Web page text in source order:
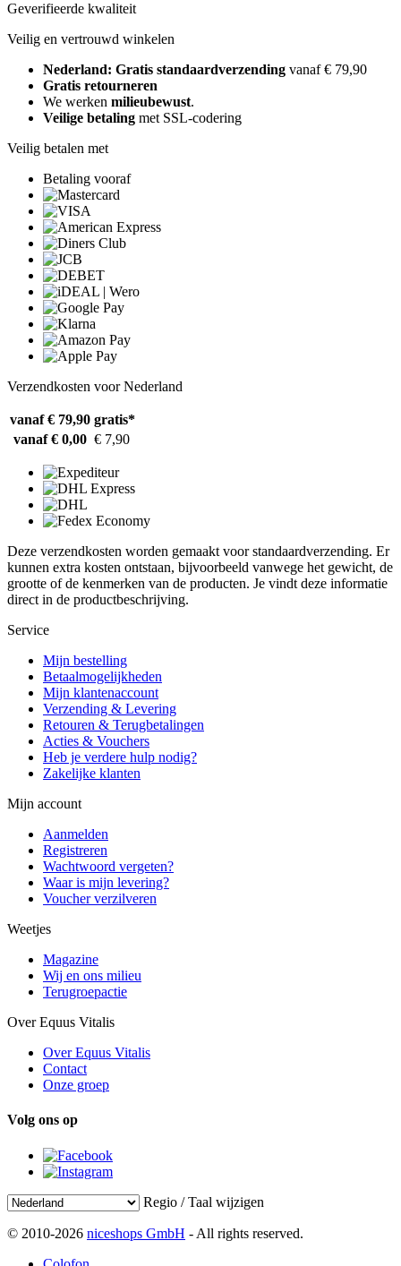
Geverifieerde kwaliteit
Veilig en vertrouwd winkelen
Nederland: Gratis standaardverzending vanaf € 79,90
Gratis retourneren
We werken milieubewust.
Veilige betaling met SSL-codering
Veilig betalen met
Betaling vooraf
Verzendkosten voor Nederland
vanaf € 79,90 gratis*
vanaf € 0,00 € 7,90
Deze verzendkosten worden gemaakt voor standaardverzending. Er
kunnen extra kosten ontstaan, bijvoorbeeld vanwege het gewicht, de
grootte of de kenmerken van de producten. Je vindt deze informatie
direct in de productbeschrijving.
Service
Mijn bestelling
Betaalmogelijkheden
Mijn klantenaccount
Verzending & Levering
Retouren & Terugbetalingen
Acties & Vouchers
Heb je verdere hulp nodig?
Zakelijke klanten
Mijn account
Aanmelden
Registreren
Wachtwoord vergeten?
Waar is mijn levering?
Voucher verzilveren
Weetjes
Magazine
Wij en ons milieu
Terugroepactie
Over Equus Vitalis
Over Equus Vitalis
Contact
Onze groep
Volg ons op
Regio / Taal wijzigen
© 2010-2026 niceshops GmbH - All rights reserved.